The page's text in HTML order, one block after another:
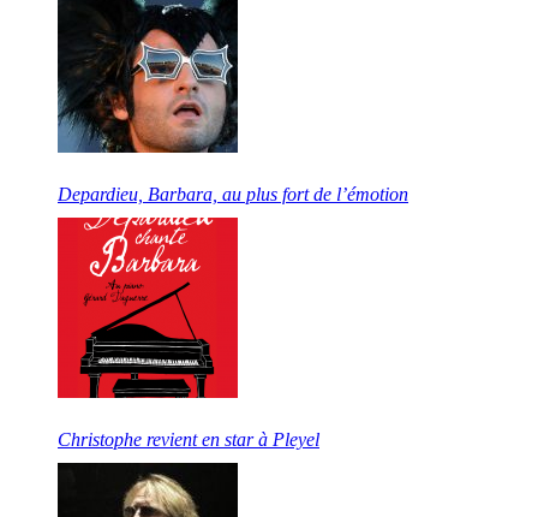
Depardieu, Barbara, au plus fort de l’émotion
Christophe revient en star à Pleyel